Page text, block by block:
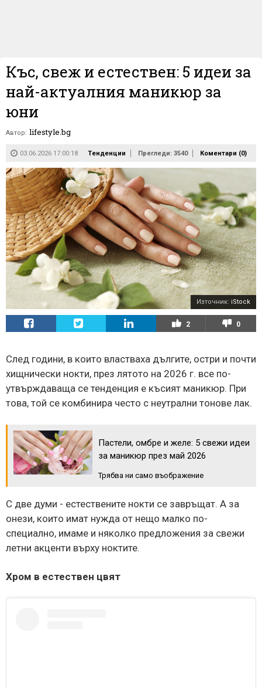
Къс, свеж и естествен: 5 идеи за
най-актуалния маникюр за
юни
Автор: lifestyle.bg
03.06.2026 17:00:18 Тенденции Прегледи: 3540 Коментари (0)
Източник: iStock
2 0
След години, в които властваха дългите, остри и почти
хищнически нокти, през лятото на 2026 г. все по-
утвърждаваща се тенденция е късият маникюр. При
това, той се комбинира често с неутрални тонове лак.
Пастели, омбре и желе: 5 свежи идеи
за маникюр през май 2026
Трябва ни само въображение
С две думи - естествените нокти се завръщат. А за
онези, които имат нужда от нещо малко по-
специално, имаме и няколко предложения за свежи
летни акценти върху ноктите.
Хром в естествен цвят